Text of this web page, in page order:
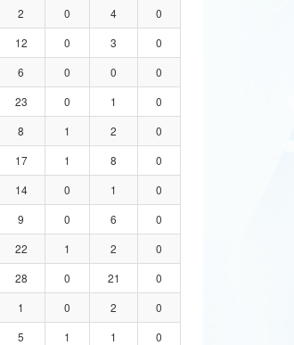
2 0 4
0
12 0 3
0
6 0 0
0
23 0 1
0
8 1 2
0
17 1 8
0
14 0 1
0
9 0 6
0
22 1 2
0
28 0 21
0
1 0 2
0
5 1 1
0